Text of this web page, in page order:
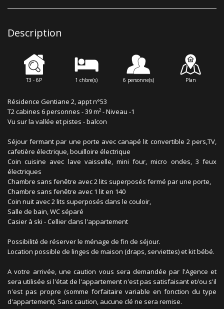
Description
T3 - 6P 1 chbre(s) 6 personne(s) Plan
Résidence Gentiane 2, appt n°53
T2 cabines 6 personnes - 39 m² - Niveau -1
Vu sur la vallée et pistes - balcon
Séjour fermant par une porte avec canapé lit convertible 2 pers,TV,
cafetière électrique, bouilloire électrique
Coin cuisine avec lave vaisselle, mini four, micro ondes, 3 feux
électriques
Chambre sans fenêtre avec 2 lits superposés fermé par une porte,
Chambre sans fenêtre avec 1 lit en 140
Coin nuit avec 2 lits superposés dans le couloir,
Salle de bain, WC séparé
Casier à ski - Cellier dans l'appartement
Possibilité de réserver le ménage de fin de séjour.
Location possible de linges de maison (draps, serviettes) et kit bébé.
A votre arrivée, une caution vous sera demandée par l'Agence et
sera utilisée si l'état de l'appartement n'est pas satisfaisant et/ou s'il
n'est pas propre (somme forfaitaire variable en fonction du type
d'appartement). Sans caution, aucune clé ne sera remise.